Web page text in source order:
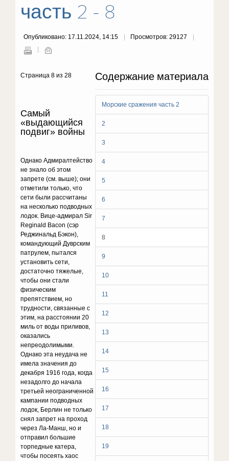
часть 2 - 8
Опубликовано: 17.11.2024, 14:15 Просмотров: 29127
Содержание материала
Морские сражения часть 2
2
3
4
5
6
7
8
9
10
11
12
13
14
15
16
17
18
19
Страница 8 из 28
Самый
«выдающийся
подвиг» войны
Однако Адмиралтейство
не знало об этом
запрете (см. выше); они
отметили только, что
сети были рассчитаны
на несколько подводных
лодок. Вице-адмирал Sir
Reginald Bacon (сэр
Реджинальд Бэкон),
командующий Дуврским
патрулем, пытался
установить сети,
достаточно тяжелые,
чтобы они стали
физическим
препятствием, но
трудности, связанные с
этим, на расстоянии 20
миль от воды приливов,
оказались
непреодолимыми.
Однако эта неудача не
имела значения до
декабря 1916 года, когда
незадолго до начала
третьей неограниченной
кампании подводных
лодок, Берлин не только
снял запрет на проход
через Ла-Манш, но и
отправил большие
торпедные катера,
чтобы посеять хаос